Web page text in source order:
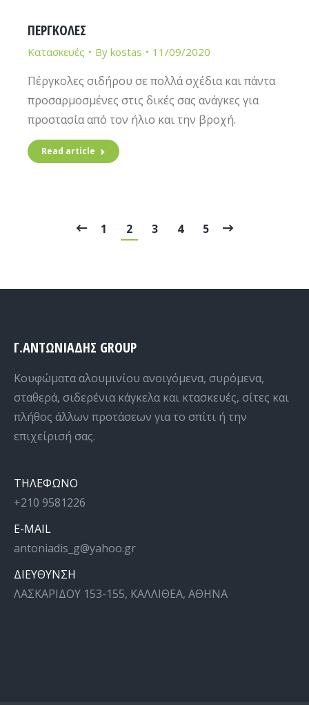
ΠΕΡΓΚΟΛΕΣ
Κατασκευές By kostas 11/09/2020
Πέργκολες σιδήρου σε πολλά σχέδια και πάντα
προσαρμοσμένες στις δικές σας ανάγκες για
προστασία από τον ήλιο και την βροχή.
Read article
1 2 3 4 5
Γ.ΑΝΤΩΝΙΑΔΗΣ GROUP
Κουφώματα αλουμινίου ανοιγόμενα, συρόμενα,
σταθερά, σιδερένια κάγκελα και κτασκευές, σίτες και
πλήθος άλλων προτάσεων για το σπίτι ή την
επιχείρισή σας.
ΤΗΛΕΦΩΝΟ
+210 9581226
E-MAIL
antoniadis_g@yahoo.gr
ΔΙΕΥΘΥΝΣΗ
ΛΑΣΚΑΡΙΔΟΥ 153-155, ΚΑΛΛΙΘΕΑ, ΑΘΗΝΑ